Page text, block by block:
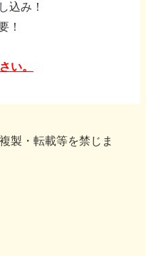
込み！
！
い。
製・転載等を禁じま